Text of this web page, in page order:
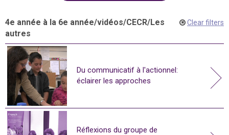
4e année à la 6e année/vidéos/CECR/Les
autres
Clear filters
Du communicatif à l'actionnel:
éclairer les approches
Réflexions du groupe de